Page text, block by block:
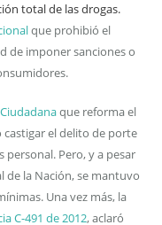
total de las drogas.
que prohibió el
de imponer sanciones o
que reforma el
castigar el delito de porte
personal. Pero, y a pesar
de la Nación, se mantuvo
Una vez más, la
C-491 de 2012, aclaró